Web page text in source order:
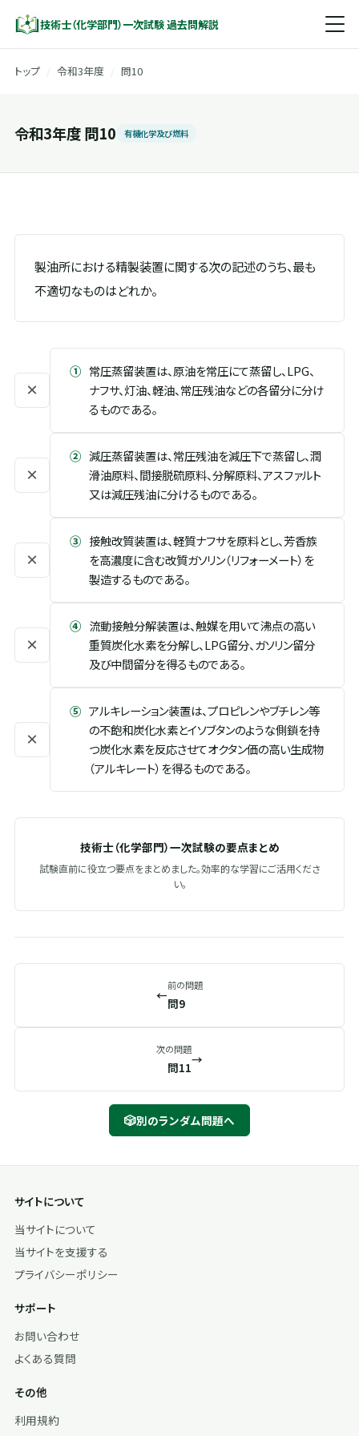
技術士（化学部門）一次試験 過去問解説
トップ 令和3年度 問10
令和3年度 問10 有機化学及び燃料
製油所における精製装置に関する次の記述のうち、最も
不適切なものはどれか。
×
① 常圧蒸留装置は、原油を常圧にて蒸留し、LPG、
ナフサ、灯油、軽油、常圧残油などの各留分に分け
るものである。
×
② 減圧蒸留装置は、常圧残油を減圧下で蒸留し、潤
滑油原料、間接脱硫原料、分解原料、アスファルト
又は減圧残油に分けるものである。
×
③ 接触改質装置は、軽質ナフサを原料とし、芳香族
を高濃度に含む改質ガソリン（リフォーメート）を
製造するものである。
×
④ 流動接触分解装置は、触媒を用いて沸点の高い
重質炭化水素を分解し、LPG留分、ガソリン留分
及び中間留分を得るものである。
×
⑤ アルキレーション装置は、プロピレンやブチレン等
の不飽和炭化水素とイソブタンのような側鎖を持
つ炭化水素を反応させてオクタン価の高い生成物
（アルキレート）を得るものである。
技術士（化学部門）一次試験の要点まとめ
試験直前に役立つ要点をまとめました。効率的な学習にご活用くださ
い。
←
前の問題
問9
次の問題
問11
→
🎲別のランダム問題へ
サイトについて
当サイトについて
当サイトを支援する
プライバシーポリシー
サポート
お問い合わせ
よくある質問
その他
利用規約